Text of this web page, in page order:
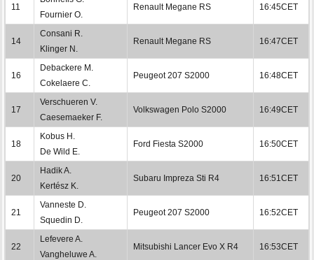
11
Fournier O.
Renault Megane RS 16:45CET
14
Consani R.
Klinger N.
Renault Megane RS 16:47CET
16
Debackere M.
Cokelaere C.
Peugeot 207 S2000 16:48CET
17
Verschueren V.
Caesemaeker F.
Volkswagen Polo S2000 16:49CET
18
Kobus H.
De Wild E.
Ford Fiesta S2000 16:50CET
20
Hadik A.
Kertész K.
Subaru Impreza Sti R4 16:51CET
21
Vanneste D.
Squedin D.
Peugeot 207 S2000 16:52CET
22
Lefevere A.
Vangheluwe A.
Mitsubishi Lancer Evo X R4 16:53CET